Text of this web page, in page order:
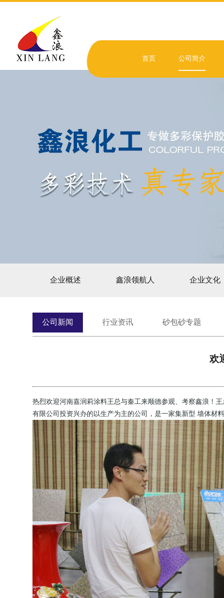
首页 公司简介
企业概述 鑫浪领航人 企业文化
公司新闻 行业资讯 砂包砂专题
欢
热烈欢迎河南嘉润莉涂料王总与秦工来顺德参观、考察鑫浪！
有限公司投资兴办的以生产为主的公司，是一家集新型 墙体材